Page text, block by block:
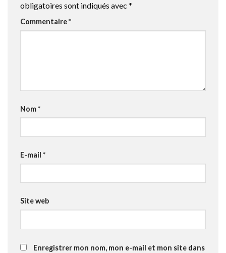
obligatoires sont indiqués avec *
Commentaire*
Nom*
E-mail *
Site web
Enregistrer mon nom, mon e-mail et mon site dans